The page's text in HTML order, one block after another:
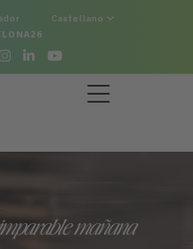
Castellano
mañana